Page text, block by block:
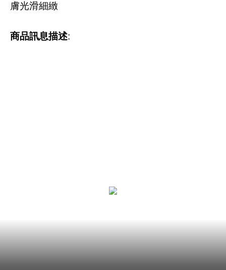
膚光滑細緻
商品訊息描述: